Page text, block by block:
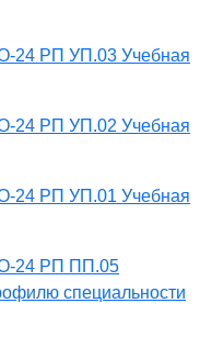
24 РП УП.03 Учебная
24 РП УП.02 Учебная
24 РП УП.01 Учебная
24 РП ПП.05
специальности